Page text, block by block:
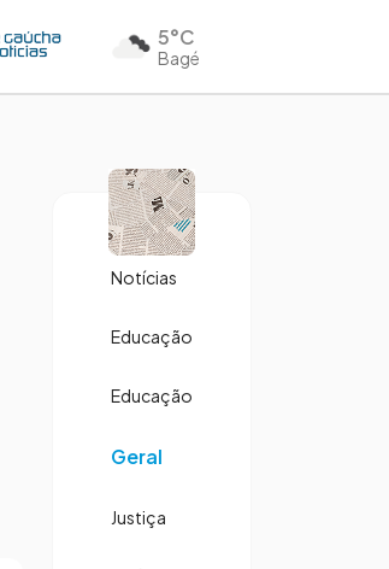
5°C
Bagé
Notícias
Educação
Educação
Geral
Justiça